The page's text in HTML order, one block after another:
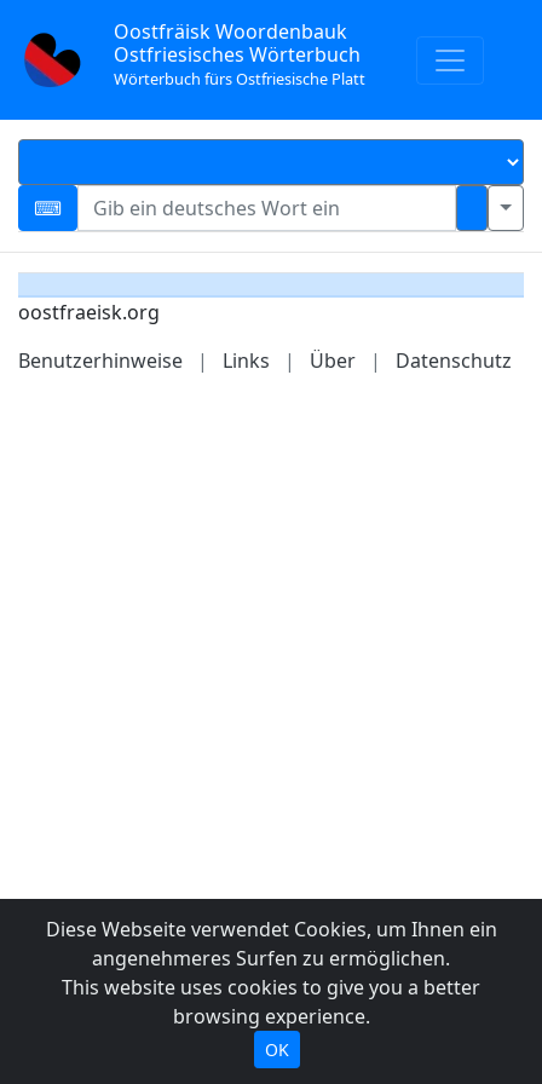
Oostfräisk Woordenbauk
Ostfriesisches Wörterbuch
Wörterbuch fürs Ostfriesische Platt
oostfraeisk.org
Benutzerhinweise
| Links | Über | Datenschutz
Diese Webseite verwendet Cookies, um Ihnen ein
angenehmeres Surfen zu ermöglichen.
This website uses cookies to give you a better
browsing experience.
OK